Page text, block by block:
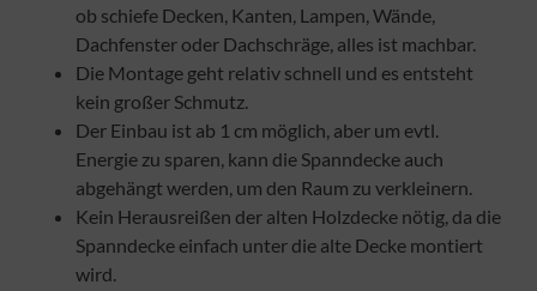
ob schiefe Decken, Kanten, Lampen, Wände,
Dachfenster oder Dachschräge, alles ist machbar.
Die Montage geht relativ schnell und es entsteht
kein großer Schmutz.
Der Einbau ist ab 1 cm möglich, aber um evtl.
Energie zu sparen, kann die Spanndecke auch
abgehängt werden, um den Raum zu verkleinern.
Kein Herausreißen der alten Holzdecke nötig, da die
Spanndecke einfach unter die alte Decke montiert
wird.